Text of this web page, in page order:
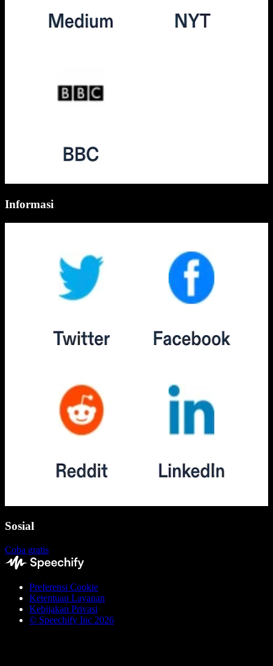
Informasi
Sosial
Coba gratis
Preferensi Cookie
Ketentuan Layanan
Kebijakan Privasi
© Speechify Inc 2026